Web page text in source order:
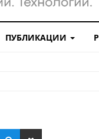
ПУБЛИКАЦИИ